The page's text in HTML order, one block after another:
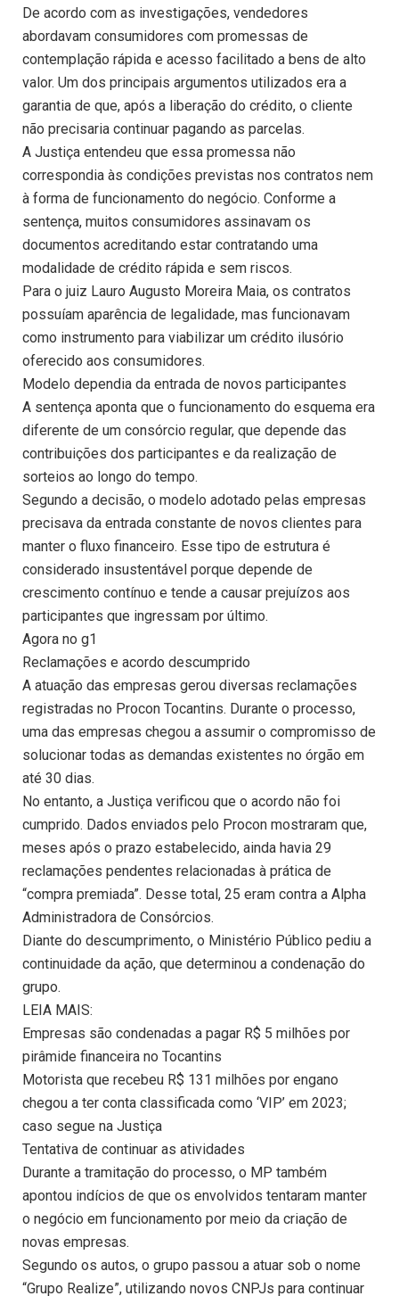
De acordo com as investigações, vendedores
abordavam consumidores com promessas de
contemplação rápida e acesso facilitado a bens de alto
valor. Um dos principais argumentos utilizados era a
garantia de que, após a liberação do crédito, o cliente
não precisaria continuar pagando as parcelas.
A Justiça entendeu que essa promessa não
correspondia às condições previstas nos contratos nem
à forma de funcionamento do negócio. Conforme a
sentença, muitos consumidores assinavam os
documentos acreditando estar contratando uma
modalidade de crédito rápida e sem riscos.
Para o juiz Lauro Augusto Moreira Maia, os contratos
possuíam aparência de legalidade, mas funcionavam
como instrumento para viabilizar um crédito ilusório
oferecido aos consumidores.
Modelo dependia da entrada de novos participantes
A sentença aponta que o funcionamento do esquema era
diferente de um consórcio regular, que depende das
contribuições dos participantes e da realização de
sorteios ao longo do tempo.
Segundo a decisão, o modelo adotado pelas empresas
precisava da entrada constante de novos clientes para
manter o fluxo financeiro. Esse tipo de estrutura é
considerado insustentável porque depende de
crescimento contínuo e tende a causar prejuízos aos
participantes que ingressam por último.
Agora no g1
Reclamações e acordo descumprido
A atuação das empresas gerou diversas reclamações
registradas no Procon Tocantins. Durante o processo,
uma das empresas chegou a assumir o compromisso de
solucionar todas as demandas existentes no órgão em
até 30 dias.
No entanto, a Justiça verificou que o acordo não foi
cumprido. Dados enviados pelo Procon mostraram que,
meses após o prazo estabelecido, ainda havia 29
reclamações pendentes relacionadas à prática de
“compra premiada”. Desse total, 25 eram contra a Alpha
Administradora de Consórcios.
Diante do descumprimento, o Ministério Público pediu a
continuidade da ação, que determinou a condenação do
grupo.
LEIA MAIS:
Empresas são condenadas a pagar R$ 5 milhões por
pirâmide financeira no Tocantins
Motorista que recebeu R$ 131 milhões por engano
chegou a ter conta classificada como ‘VIP’ em 2023;
caso segue na Justiça
Tentativa de continuar as atividades
Durante a tramitação do processo, o MP também
apontou indícios de que os envolvidos tentaram manter
o negócio em funcionamento por meio da criação de
novas empresas.
Segundo os autos, o grupo passou a atuar sob o nome
“Grupo Realize”, utilizando novos CNPJs para continuar